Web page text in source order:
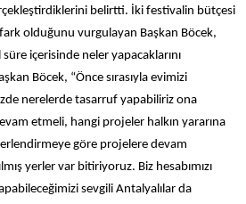
belirtti. İki festivalin bütçesi
olduğunu vurgulayan Başkan Böcek,
içerisinde neler yapacaklarını
Böcek, “Önce sırasıyla evimizi
nerelerde tasarruf yapabiliriz ona
etmeli, hangi projeler halkın yararına
göre projelere devam
yerler var bitiriyoruz. Biz hesabımızı
sevgili Antalyalılar da